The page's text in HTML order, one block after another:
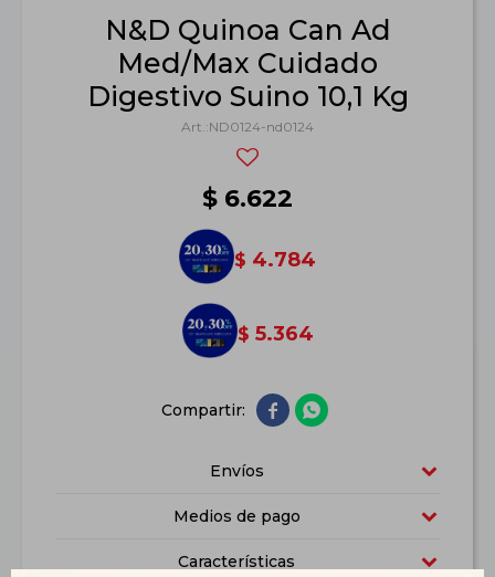
N&D Quinoa Can Ad
Med/Max Cuidado
Digestivo Suino 10,1 Kg
ND0124-nd0124
$ 6.622
$ 4.784
$ 5.364
 
Envíos
Medios de pago
Características